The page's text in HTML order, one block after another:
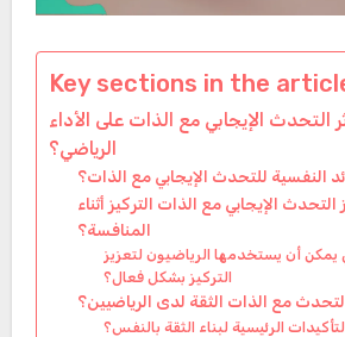
Key sections in the
التحدث الإيجابي مع الذات على الأداء
الرياضي؟
النفسية للتحدث الإيجابي مع الذات؟
الإيجابي مع الذات التركيز أثناء
المنافسة؟
يمكن أن يستخدمها الرياضيون لتعزيز
التركيز بشكل فعال؟
مع الذات الثقة لدى الرياضيين؟
الرئيسية لبناء الثقة بالنفس؟